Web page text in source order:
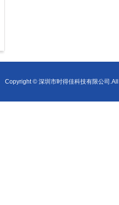
Copyright © 深圳市时得佳科技有限公司